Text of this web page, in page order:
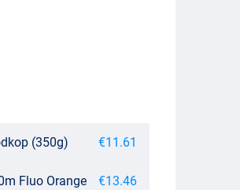
(350g) €11.61
Fluo Orange €13.46